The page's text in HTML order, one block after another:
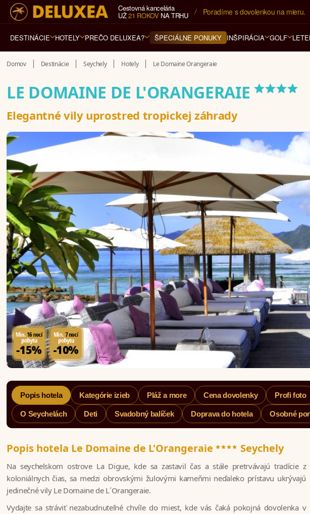
Cestovná kancelária
UŽ21 ROKOVNA TRHU 5* cestovná kancelária na luxusnú
DESTINÁCIE HOTELY PREČO DELUXEA? ŠPECIÁLNE PONUKY INŠPIRÁCIA GOLF
Domov Destinácie Seychely Hotely Le Domaine Orangeraie
LE DOMAINE DE L'ORANGERAIE ****
Elegantné vily uprostred tropickej záhrady
Popis hotela Kategórie izieb Pláž a more Cena dovolenky Profi foto
O Seychelách Deti Svadobný balíček Doprava do hotela Osobné
Popis hotela Le Domaine de L'Orangeraie**** Seychely
Na seychelskom ostrove La Digue, kde sa zastavil čas a stále pretrvávajú tradície z
koloniálnych čias, sa medzi obrovskými žulovými kameňmi neďaleko prístavu ukrývajú
jedinečné vily Le Domaine de L´Orangeraie.
Vydajte sa stráviť nezabudnuteľné chvíle do miest, kde vás čaká pokojná dovolenka v